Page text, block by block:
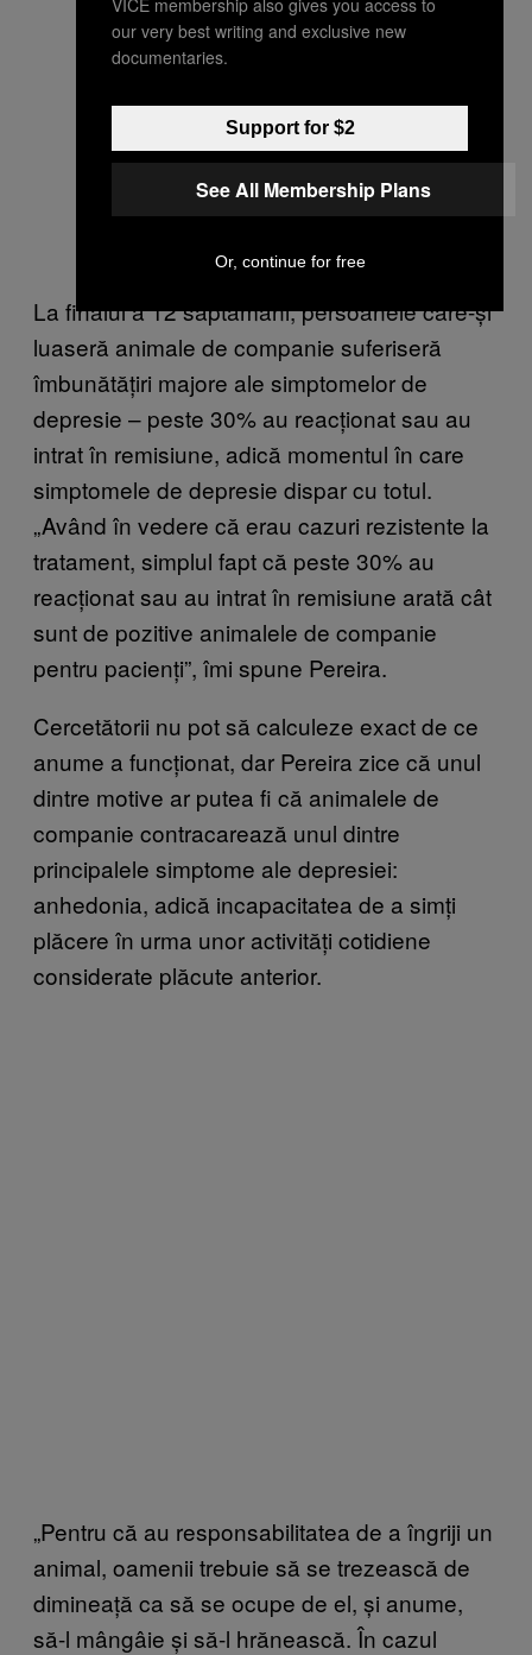
La finalul a 12 săptămâni, persoanele care-și
luaseră animale de companie suferiseră
îmbunătățiri majore ale simptomelor de
depresie – peste 30% au reacționat sau au
intrat în remisiune, adică momentul în care
simptomele de depresie dispar cu totul.
„Având în vedere că erau cazuri rezistente la
tratament, simplul fapt că peste 30% au
reacționat sau au intrat în remisiune arată cât
sunt de pozitive animalele de companie
pentru pacienți”, îmi spune Pereira.
Cercetătorii nu pot să calculeze exact de ce
anume a funcționat, dar Pereira zice că unul
dintre motive ar putea fi că animalele de
companie contracarează unul dintre
principalele simptome ale depresiei:
anhedonia, adică incapacitatea de a simți
plăcere în urma unor activități cotidiene
considerate plăcute anterior.
„Pentru că au responsabilitatea de a îngriji un
animal, oamenii trebuie să se trezească de
dimineață ca să se ocupe de el, și anume,
să-l mângâie și să-l hrănească. În cazul
our very best writing and exclusive new
documentaries.
Support for $2
See All Membership Plans
Or, continue for free